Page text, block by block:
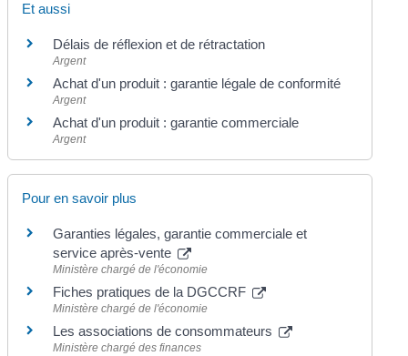
Et aussi
Délais de réflexion et de rétractation
Argent
Achat d'un produit : garantie légale de conformité
Argent
Achat d'un produit : garantie commerciale
Argent
Pour en savoir plus
Garanties légales, garantie commerciale et
service après-vente
Ministère chargé de l'économie
Fiches pratiques de la DGCCRF
Ministère chargé de l'économie
Les associations de consommateurs
Ministère chargé des finances